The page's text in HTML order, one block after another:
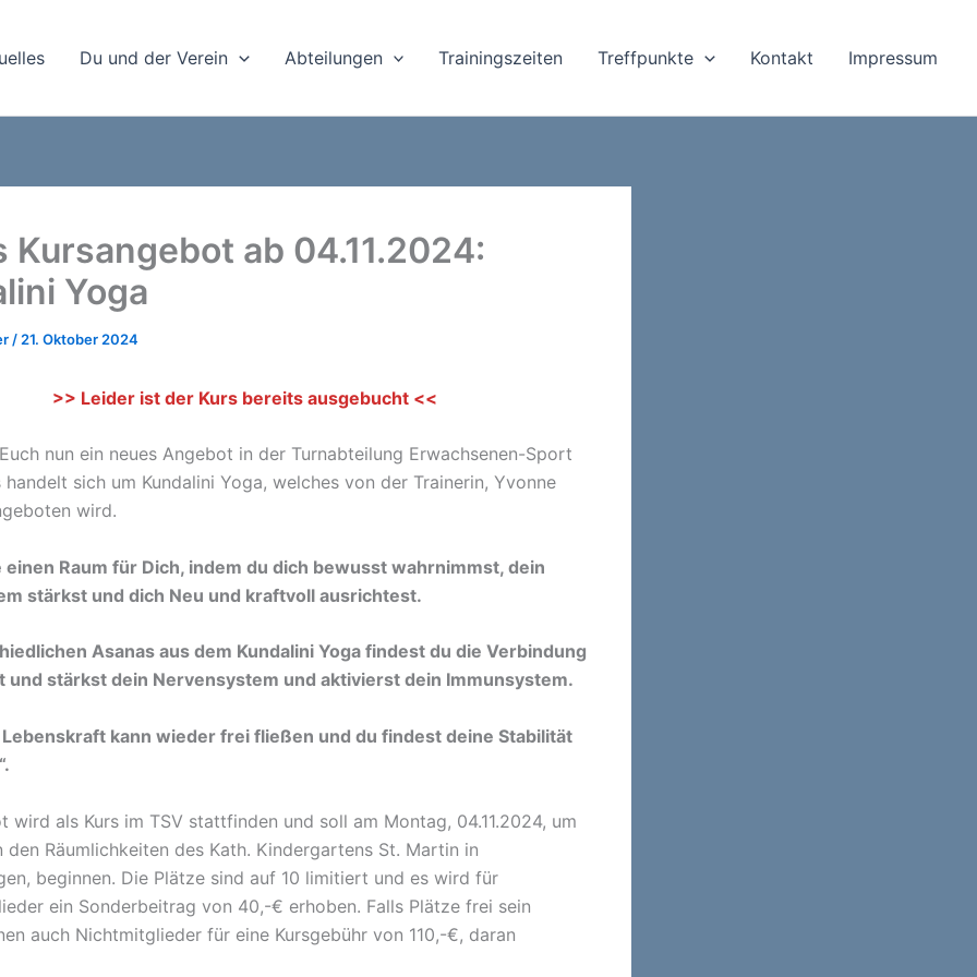
Du und der Verein Abteilungen Trainingszeiten Treffpunkte Kontakt Impressum
Kursangebot ab 04.11.2024:
Yoga
/ 21. Oktober 2024
>> Leider ist der Kurs bereits ausgebucht <<
nun ein neues Angebot in der Turnabteilung Erwachsenen-Sport
handelt sich um Kundalini Yoga, welches von der Trainerin, Yvonne
wird.
einen Raum für Dich, indem du dich bewusst wahrnimmst, dein
stärkst und dich Neu und kraftvoll ausrichtest.
Asanas aus dem Kundalini Yoga findest du die Verbindung
und stärkst dein Nervensystem und aktivierst dein Immunsystem.
Lebenskraft kann wieder frei fließen und du findest deine Stabilität
wird als Kurs im TSV stattfinden und soll am Montag, 04.11.2024, um
den Räumlichkeiten des Kath. Kindergartens St. Martin in
beginnen. Die Plätze sind auf 10 limitiert und es wird für
ein Sonderbeitrag von 40,-€ erhoben. Falls Plätze frei sein
auch Nichtmitglieder für eine Kursgebühr von 110,-€, daran